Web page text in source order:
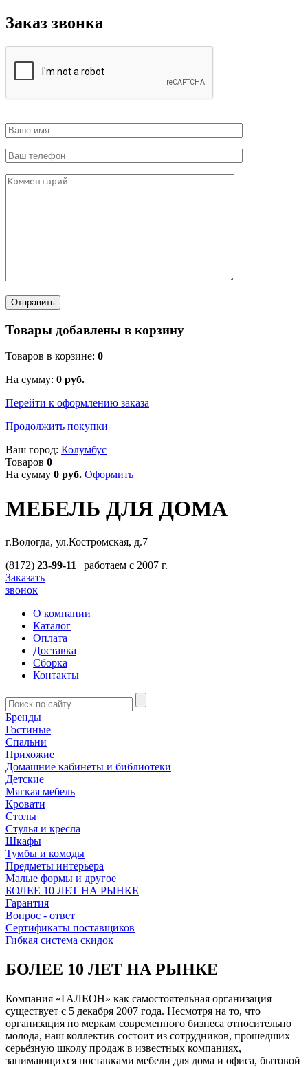
Заказ звонка
Товары добавлены в корзину
Товаров в корзине: 0
На сумму: 0 руб.
Перейти к оформлению заказа
Продолжить покупки
Ваш город: Колумбус
Товаров 0
На сумму 0 руб. Оформить
МЕБЕЛЬ ДЛЯ ДОМА
г.Вологда, ул.Костромская, д.7
(8172) 23-99-11 | работаем с 2007 г.
Заказать
звонок
О компании
Каталог
Оплата
Доставка
Сборка
Контакты
Бренды
Гостиные
Спальни
Прихожие
Домашние кабинеты и библиотеки
Детские
Мягкая мебель
Кровати
Столы
Стулья и кресла
Шкафы
Тумбы и комоды
Предметы интерьера
Малые формы и другое
БОЛЕЕ 10 ЛЕТ НА РЫНКЕ
Гарантия
Вопрос - ответ
Сертификаты поставщиков
Гибкая система скидок
БОЛЕЕ 10 ЛЕТ НА РЫНКЕ
Компания «ГАЛЕОН» как самостоятельная организация
существует с 5 декабря 2007 года. Несмотря на то, что
организация по меркам современного бизнеса относительно
молода, наш коллектив состоит из сотрудников, прошедших
серьёзную школу продаж в известных компаниях,
занимающихся поставками мебели для дома и офиса, бытовой